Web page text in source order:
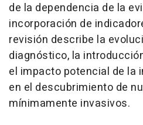
de la dependencia de la
incorporación de
revisión describe la
diagnóstico, la
el impacto potencial de la
en el descubrimiento de
mínimamente invasivos.